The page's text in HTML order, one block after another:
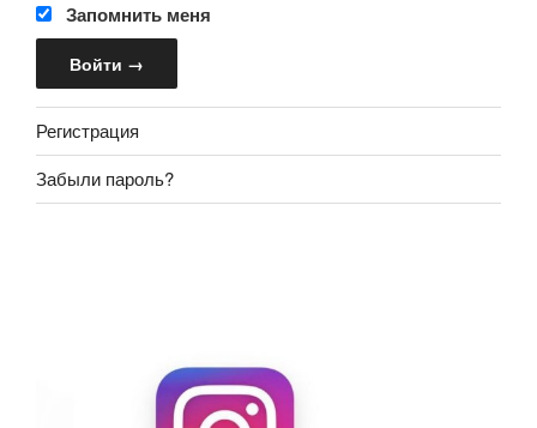
Запомнить меня
Регистрация
Забыли пароль?